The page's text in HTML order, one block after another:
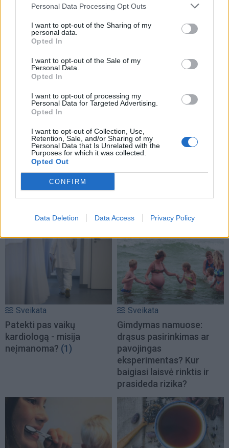
Personal Data Processing Opt Outs
I want to opt-out of the Sharing of my
personal data.
Opted In
I want to opt-out of the Sale of my
Personal Data.
Opted In
I want to opt-out of processing my
Personal Data for Targeted Advertising.
Opted In
I want to opt-out of Collection, Use,
Retention, Sale, and/or Sharing of my
Personal Data that Is Unrelated with the
Purposes for which it was collected.
Opted Out
CONFIRM
Data Deletion Data Access Privacy Policy
Sveikata
Vėžiu sergančiai britei
pirmai pasaulyje taikytas
naujas gydymo metodas
pacientų pagalbą teiks
išplėstinės praktikos
Sveikata
Plaukai mažiau
riebaluosis: į šampūną
ingredientą
Sveikata
poliklinikos vadovas(9)
Sveikata
Patekti pas vaikų
kardiologą - misija
neįmanoma? (1)
Sveikata
Gimdymas namuose:
drąsus pasirinkimas ar
pavojingas
eksperimentas? Kur
baigiasi laisvė rinktis ir
prasideda rizika?